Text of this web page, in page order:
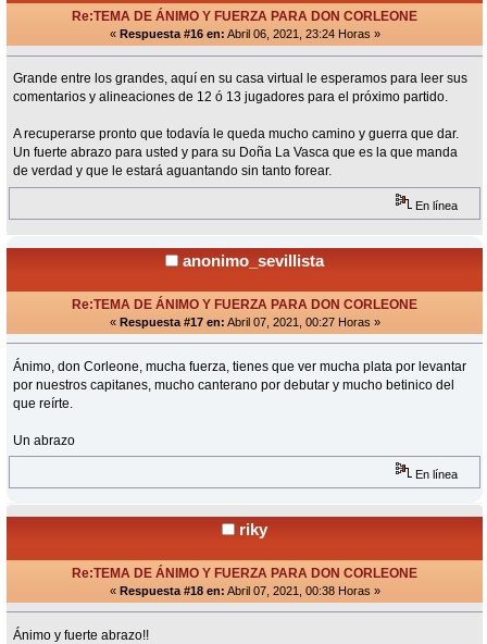
Re:TEMA DE ÁNIMO Y FUERZA PARA DON CORLEONE
« Respuesta #16 en: Abril 06, 2021, 23:24 Horas »
Grande entre los grandes, aquí en su casa virtual le esperamos para leer sus
comentarios y alineaciones de 12 ó 13 jugadores para el próximo partido.
A recuperarse pronto que todavía le queda mucho camino y guerra que dar.
Un fuerte abrazo para usted y para su Doña La Vasca que es la que manda
de verdad y que le estará aguantando sin tanto forear.
En línea
anonimo_sevillista
Re:TEMA DE ÁNIMO Y FUERZA PARA DON CORLEONE
« Respuesta #17 en: Abril 07, 2021, 00:27 Horas »
Ánimo, don Corleone, mucha fuerza, tienes que ver mucha plata por levantar
por nuestros capitanes, mucho canterano por debutar y mucho betinico del
que reírte.
Un abrazo
En línea
riky
Re:TEMA DE ÁNIMO Y FUERZA PARA DON CORLEONE
« Respuesta #18 en: Abril 07, 2021, 00:38 Horas »
Ánimo y fuerte abrazo!!